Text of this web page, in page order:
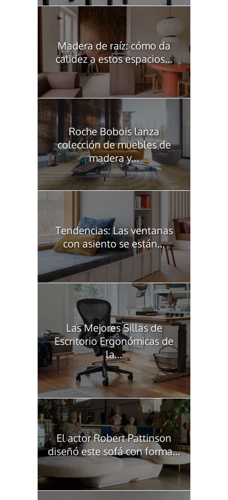
Madera de raíz: cómo da
calidez a estos espacios...
Roche Bobois lanza
colección de muebles de
madera y...
Tendencias: Las ventanas
con asiento se están...
Las Mejores Sillas de
Escritorio Ergonómicas de
la...
El actor Robert Pattinson
diseñó este sofá con forma...